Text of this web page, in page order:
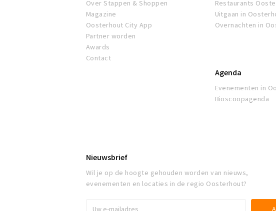
Over Stappen & Shoppen
Magazine
Oosterhout City App
Partner worden
Awards
Contact
Restaurants
Uitgaan in
Overnachten in
Agenda
Evenementen in
Bioscoopagenda
Nieuwsbrief
Wil je op de hoogte gehouden worden van nieuws,
evenementen en locaties in de regio Oosterhout?